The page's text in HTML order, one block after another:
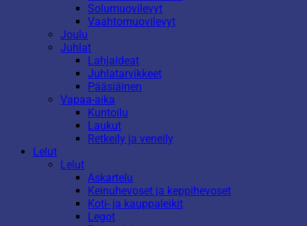
Solumuovilevyt
Vaahtomuovilevyt
Joulu
Juhlat
Lahjaideat
Juhlatarvikkeet
Pääsiäinen
Vapaa-aika
Kuntoilu
Laukut
Retkeily ja veneily
Lelut
Lelut
Askartelu
Keinuhevoset ja keppihevoset
Koti- ja kauppaleikit
Legot